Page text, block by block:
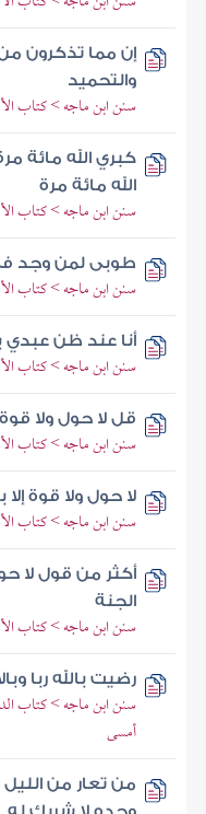
إن مما تذكرون من
والتحميد
سنن ابن ماجه > كتاب
كبري الله مائة
الله مائة مرة
سنن ابن ماجه > كتاب
طوبى لمن وجد
سنن ابن ماجه > كتاب
أنا عند ظن عبدي
سنن ابن ماجه > كتاب
قل لا حول ولا قوة
سنن ابن ماجه > كتاب
لا حول ولا قوة إلا
سنن ابن ماجه > كتاب
أكثر من قول لا
الجنة
سنن ابن ماجه > كتاب
رضيت بالله ربا
سنن ابن ماجه > كتاب
أمسى
من تعار من الليل